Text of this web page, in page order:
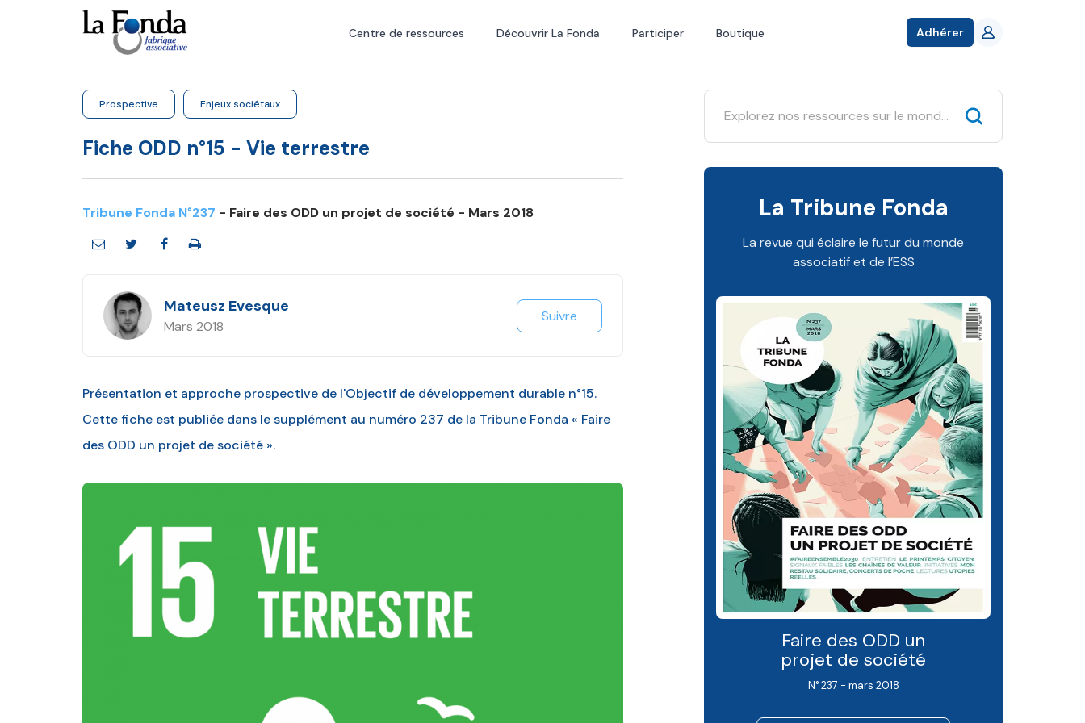
principal
Centre de ressources Découvrir La Fonda Participer Boutique Adhérer
Prospective Enjeux sociétaux
Fiche ODD n°15 - Vie terrestre
Tribune Fonda N°237 - Faire des ODD un projet de société - Mars 2018
Mateusz Evesque
Mars 2018
Suivre
Présentation et approche prospective de l'Objectif de développement durable n°15.
Cette fiche est publiée dans le supplément au numéro 237 de la Tribune Fonda « Faire
des ODD un projet de société ».
La Tribune Fonda
La revue qui éclaire le futur du monde
associatif et de l’ESS
Faire des ODD un
projet de société
N° 237 - mars 2018